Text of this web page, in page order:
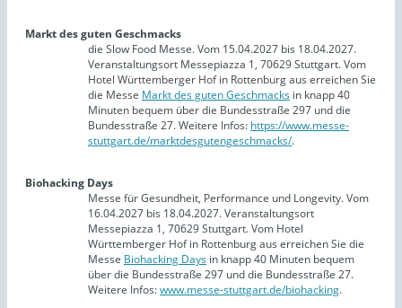
Markt des guten Geschmacks
die Slow Food Messe. Vom 15.04.2027 bis 18.04.2027.
Veranstaltungsort Messepiazza 1, 70629 Stuttgart. Vom
Hotel Württemberger Hof in Rottenburg aus erreichen Sie
die Messe Markt des guten Geschmacks in knapp 40
Minuten bequem über die Bundesstraße 297 und die
Bundesstraße 27. Weitere Infos: https://www.messe-
stuttgart.de/marktdesgutengeschmacks/.
Biohacking Days
Messe für Gesundheit, Performance und Longevity. Vom
16.04.2027 bis 18.04.2027. Veranstaltungsort
Messepiazza 1, 70629 Stuttgart. Vom Hotel
Württemberger Hof in Rottenburg aus erreichen Sie die
Messe Biohacking Days in knapp 40 Minuten bequem
über die Bundesstraße 297 und die Bundesstraße 27.
Weitere Infos:www.messe-stuttgart.de/biohacking.